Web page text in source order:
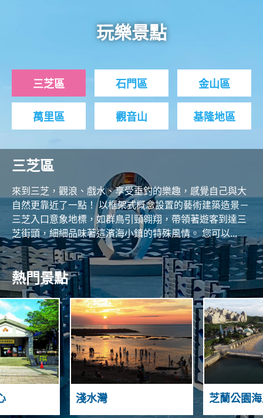
NO R T H
C
O
A
S
A
N
D
Y
N
S
A
玩樂景點
三芝區 石門區 金山區
萬里區 觀音山 基隆地區
三芝區
來到三芝，觀浪、戲水、享受垂釣的樂趣，感覺自己與大
自然更靠近了一點！ 以框架式概念設置的藝術建築造景－
三芝入口意象地標，如群鳥引頸翱翔，帶領著遊客到達三
芝街頭，細細品味著這濱海小鎮的特殊風情。 您可以...
熱門景點
淺水灣 芝蘭公園